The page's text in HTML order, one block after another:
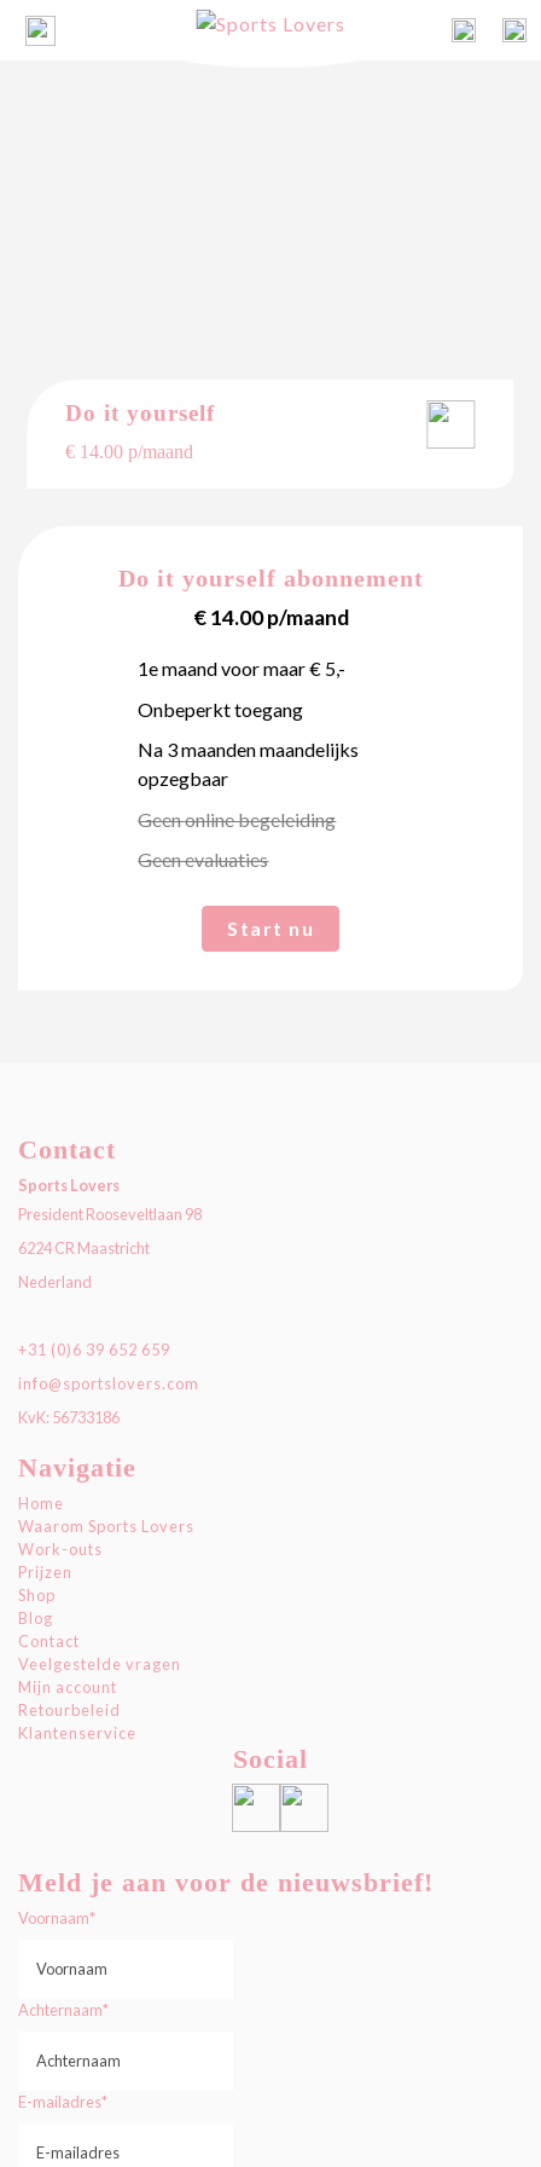
Do it yourself
€ 14.00 p/maand
Do it yourself abonnement
€ 14.00 p/maand
1e maand voor maar € 5,-
Onbeperkt toegang
Na 3 maanden maandelijks
opzegbaar
Geen online begeleiding
Geen evaluaties
Start nu
Contact
Sports Lovers
President Rooseveltlaan 98
6224 CR Maastricht
Nederland
+31 (0)6 39 652 659
info@sportslovers.com
KvK: 56733186
Navigatie
Home
Waarom Sports Lovers
Work-outs
Prijzen
Shop
Blog
Contact
Veelgestelde vragen
Mijn account
Retourbeleid
Klantenservice
Social
Meld je aan voor de nieuwsbrief!
Voornaam*
Achternaam*
E-mailadres*